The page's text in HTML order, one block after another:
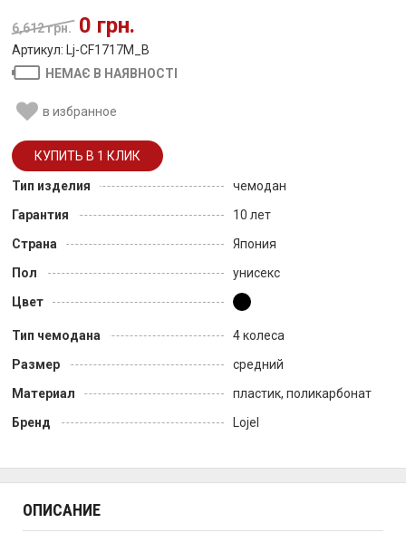
6,612 грн. 0 грн.
Артикул: Lj-CF1717M_B
НЕМАЄ В НАЯВНОСТІ
в избранное
Тип изделия
чемодан
Гарантия
10 лет
Страна
Япония
Пол
унисекс
Цвет
Тип чемодана
4 колеса
Размер
средний
Материал
пластик, поликарбонат
Бренд
Lojel
ОПИСАНИЕ